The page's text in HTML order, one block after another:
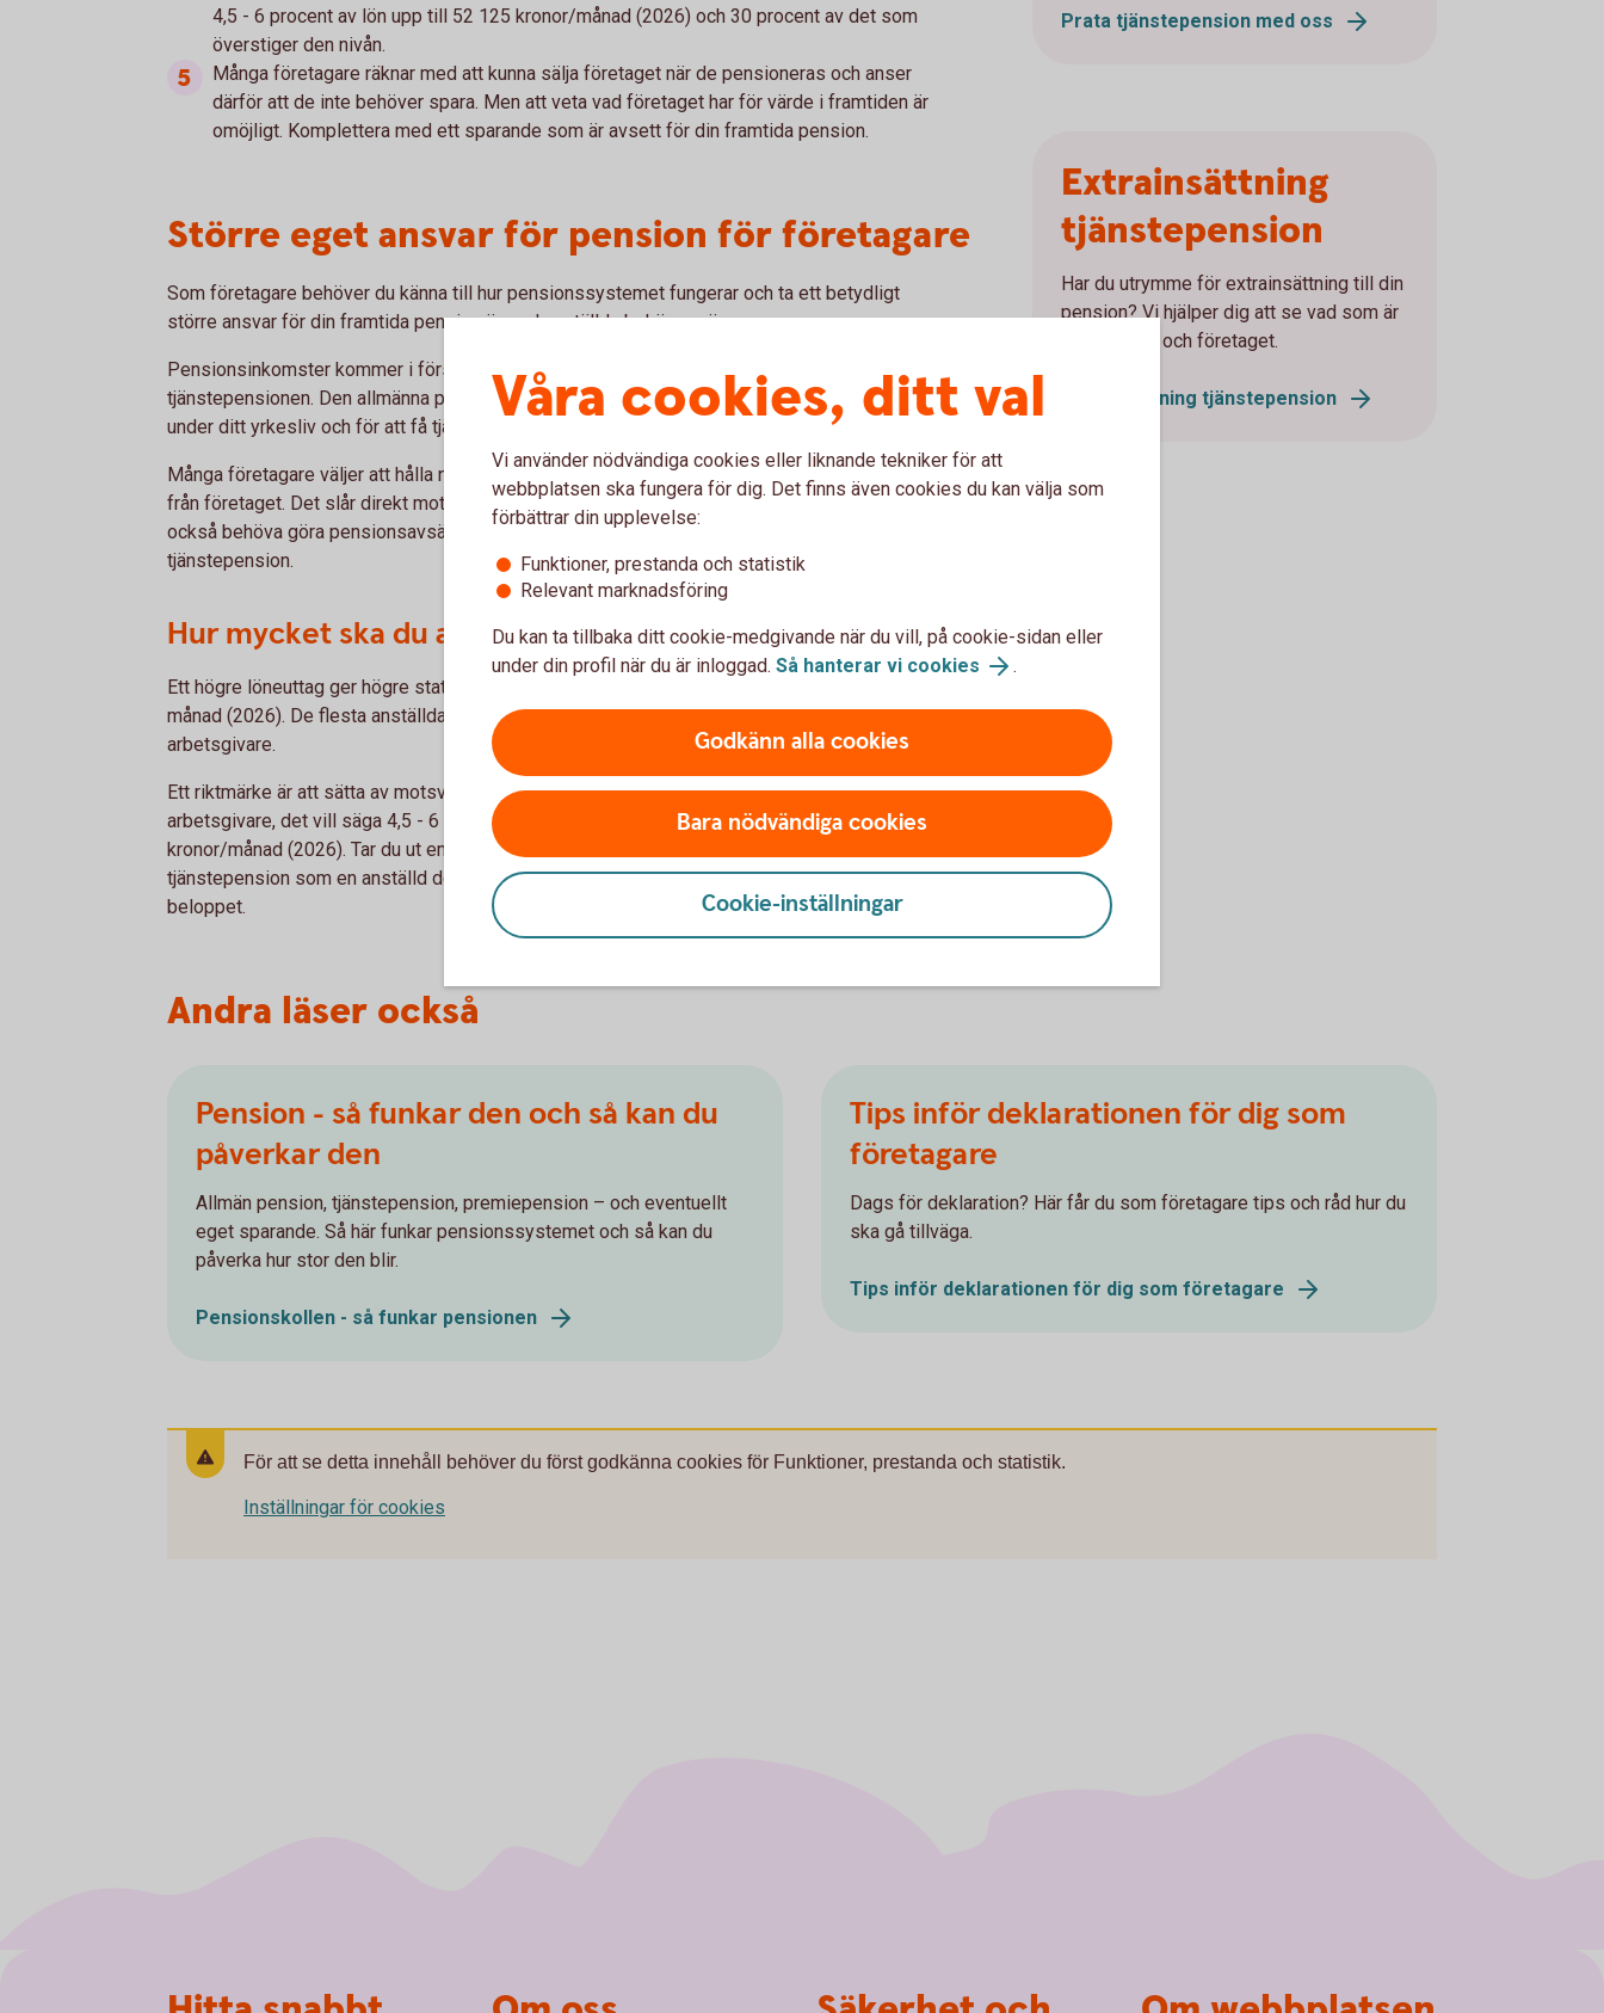
4,5 - 6 procent av lön upp till 52 125 kronor/månad (2026) och 30 procent av det som
överstiger den nivån.
Många företagare räknar med att kunna sälja företaget när de pensioneras och anser
därför att de inte behöver spara. Men att veta vad företaget har för värde i framtiden är
omöjligt. Komplettera med ett sparande som är avsett för din framtida pension.
Större eget ansvar för pension för företagare
Som företagare behöver du känna till hur pensionssystemet fungerar och ta ett betydligt
större ansvar för din framtida pension än vad anställda behöver göra.
Pensionsinkomster kommer i första hand från den allmänna pensionen och
tjänstepensionen. Den allmänna pensionen baseras på den lön du som företagare tagit ut
under ditt yrkesliv och för att få tjänstepension måste du själv sätta av till den.
Många företagare väljer att hålla ned sitt löneuttag och istället väljer att ta ut utdelning
från företaget. Det slår direkt mot den allmänna pensionen. Många fler företagare skulle
också behöva göra pensionsavsättningar i nivå med vad anställda får genom sin
tjänstepension.
Hur mycket ska du avsätta till pension?
Ett högre löneuttag ger högre statlig pension upp till taknivån på 56 050 kronor per
månad (2026). De flesta anställda får utöver det avsättningar till tjänstepension via sina
arbetsgivare.
Ett riktmärke är att sätta av motsvarande vad anställda med tjänstepension har via sina
arbetsgivare, det vill säga 4,5 - 6 procent av inkomster upp till cirka 52 125
kronor/månad (2026). Tar du ut en lön över det bör du för att få motsvarande
tjänstepension som en anställd dessutom sätta av 30 procent av det överstigande
beloppet.
Prata tjänstepension med oss
Extrainsättning
tjänstepension
Har du utrymme för extrainsättning till din
pension? Vi hjälper dig att se vad som är
bäst för dig och företaget.
Extrainsättning tjänstepension
Andra läser också
Pension - så funkar den och så kan du
påverkar den
Allmän pension, tjänstepension, premiepension – och eventuellt
eget sparande. Så här funkar pensionssystemet och så kan du
påverka hur stor den blir.
Pensionskollen - så funkar pensionen
Tips inför deklarationen för dig som
företagare
Dags för deklaration? Här får du som företagare tips och råd hur du
ska gå tillväga.
Tips inför deklarationen för dig som företagare
För att se detta innehåll behöver du först godkänna cookies för Funktioner, prestanda och statistik.
Inställningar för cookies
Våra cookies, ditt val
Vi använder nödvändiga cookies eller liknande tekniker för att
webbplatsen ska fungera för dig. Det finns även cookies du kan välja som
förbättrar din upplevelse:
Funktioner, prestanda och statistik
Relevant marknadsföring
Du kan ta tillbaka ditt cookie-medgivande när du vill, på cookie-sidan eller
under din profil när du är inloggad. Så hanterar vi cookies .
Godkänn alla cookies
Bara nödvändiga cookies
Cookie-inställningar